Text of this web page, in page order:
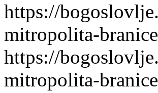
https://
mitropolita-
https://
mitropolita-